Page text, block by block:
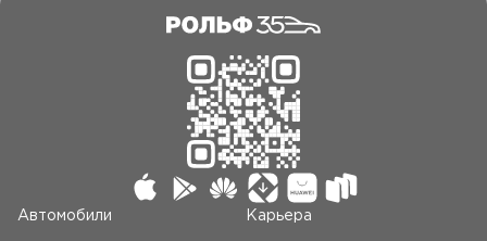
Автомобили Карьера